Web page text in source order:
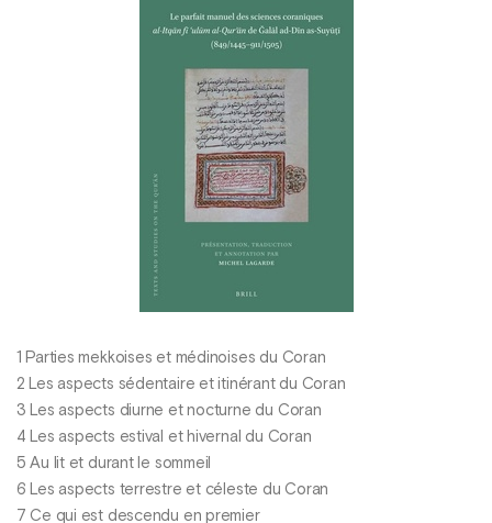
1 Parties mekkoises et médinoises du Coran
2 Les aspects sédentaire et itinérant du Coran
3 Les aspects diurne et nocturne du Coran
4 Les aspects estival et hivernal du Coran
5 Au lit et durant le sommeil
6 Les aspects terrestre et céleste du Coran
7 Ce qui est descendu en premier